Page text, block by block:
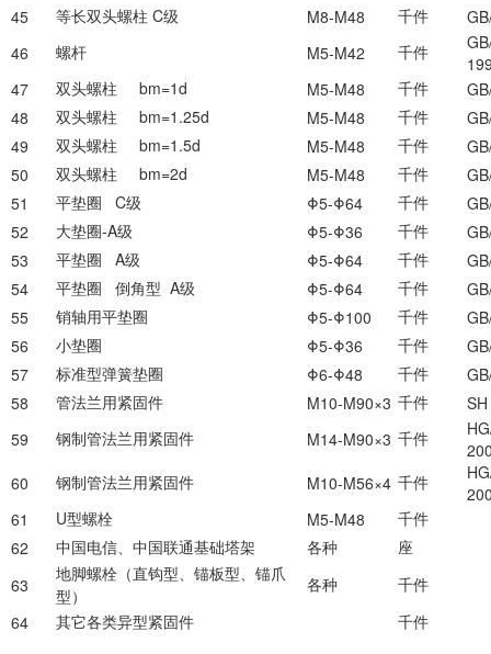
45
等长双头螺柱 C级 M8-M48 千件
46
螺杆 M5-M42 千件
47
双头螺柱 bm=1d M5-M48 千件
48
双头螺柱 bm=1.25d M5-M48 千件
49
双头螺柱 bm=1.5d M5-M48 千件
50
双头螺柱 bm=2d M5-M48 千件
51
平垫圈 C级 Φ5-Φ64 千件
52
大垫圈-A级 Φ5-Φ36 千件
53
平垫圈 A级 Φ5-Φ64 千件
54
平垫圈 倒角型 A级 Φ5-Φ64 千件
55
销轴用平垫圈 Φ5-Φ100 千件
56
小垫圈 Φ5-Φ36 千件
57
标准型弹簧垫圈 Φ6-Φ48 千件
58
管法兰用紧固件 M10-M90×3 千件
59
钢制管法兰用紧固件 M14-M90×3 千件
60
钢制管法兰用紧固件 M10-M56×4 千件
61
U型螺栓 M5-M48
千件
62
中国电信、中国联通基础塔架 各种
座
63
地脚螺栓（直钩型、锚板型、锚爪
型）
各种
千件
64
其它各类异型紧固件 千件